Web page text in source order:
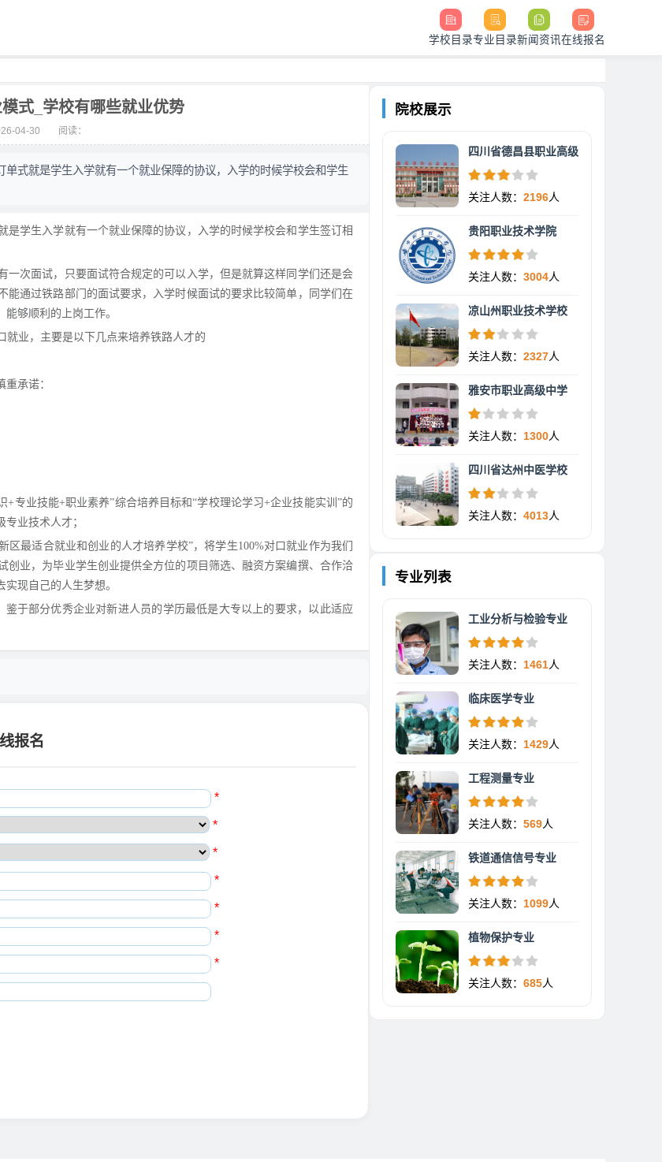
学校目录专业目录新闻资讯在线报名
式_学校有哪些就业优势
04-30 阅读：
式就是学生入学就有一个就业保障的协议，入学的时候学校会和学生
学生入学就有一个就业保障的协议，入学的时候学校会和学生签订相
次面试，只要面试符合规定的可以入学，但是就算这样同学们还是会
通过铁路部门的面试要求，入学时候面试的要求比较简单，同学们在
够顺利的上岗工作。
就业，主要是以下几点来培养铁路人才的
承诺：
专业技能+职业素养”综合培养目标和“学校理论学习+企业技能实训”的
业技术人才；
最适合就业和创业的人才培养学校”，将学生100%对口就业作为我们
业，为毕业学生创业提供全方位的项目筛选、融资方案编撰、合作洽
现自己的人生梦想。
于部分优秀企业对新进人员的学历最低是大专以上的要求，以此适应
报名
*
*
*
*
*
*
*
院校展示
四川省德昌县职业高级
关注人数： 2196人
贵阳职业技术学院
关注人数： 3004人
凉山州职业技术学校
关注人数： 2327人
雅安市职业高级中学
关注人数： 1300人
四川省达州中医学校
关注人数： 4013人
专业列表
工业分析与检验专业
关注人数： 1461人
临床医学专业
关注人数： 1429人
工程测量专业
关注人数： 569人
铁道通信信号专业
关注人数： 1099人
植物保护专业
关注人数： 685人